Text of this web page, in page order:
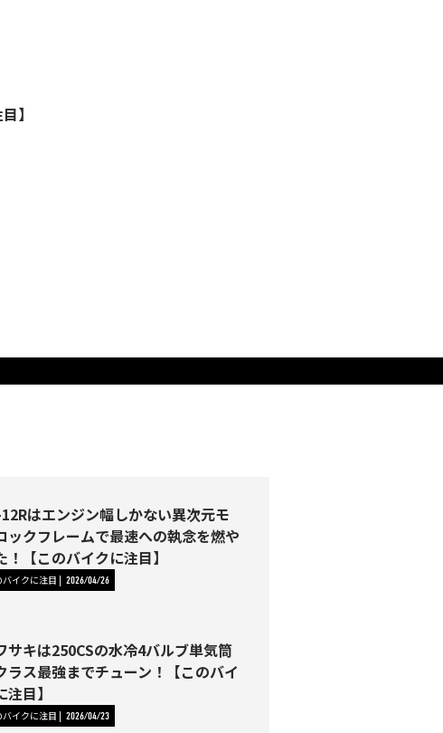
】
はエンジン幅しかない異次元モ
ックフレームで最速への執念を燃や
！【このバイクに注目】
バイクに注目 2026/04/26
サキは250CSの水冷4バルブ単気筒
ラス最強までチューン！【このバイ
注目】
バイクに注目 2026/04/23